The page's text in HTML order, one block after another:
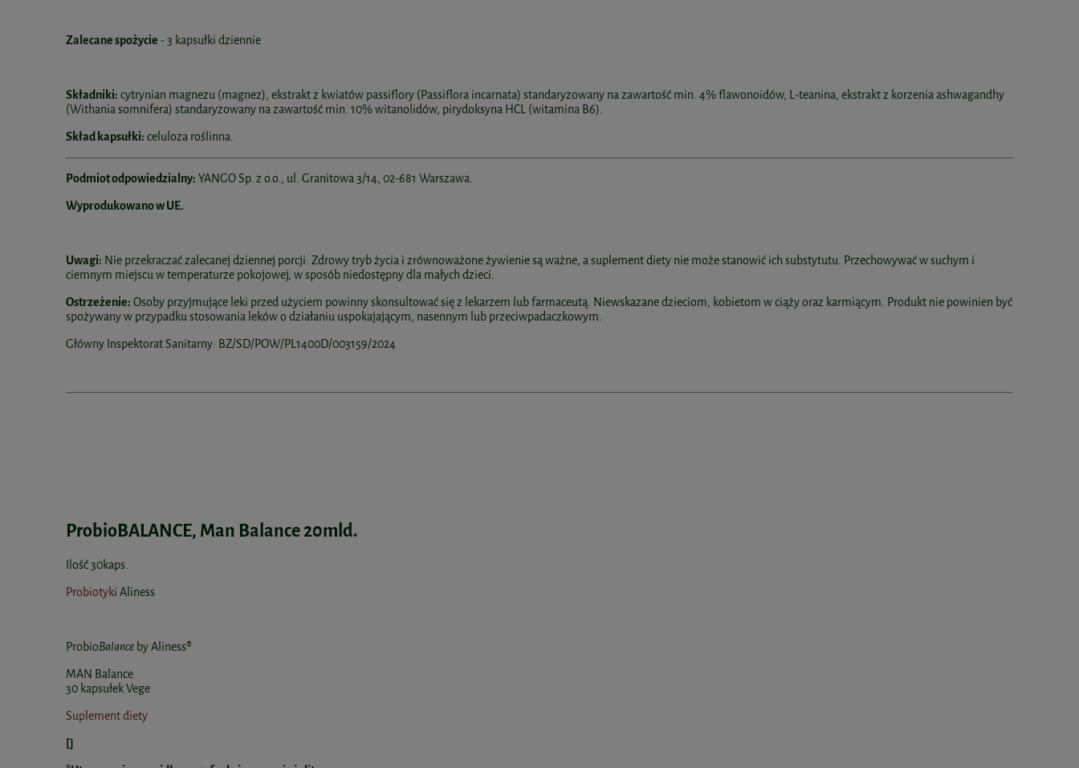
Zalecane spożycie - 3 kapsułki dziennie
Składniki: cytrynian magnezu (magnez), ekstrakt z kwiatów passiflory (Passiflora incarnata) standaryzowany na zawartość min. 4% flawonoidów, L-teanina, ekstrakt z korzenia ashwagandhy
(Withania somnifera) standaryzowany na zawartość min. 10% witanolidów, pirydoksyna HCL (witamina B6).
Skład kapsułki: celuloza roślinna.
Podmiot odpowiedzialny: YANGO Sp. z o.o., ul. Granitowa 3/14, 02-681 Warszawa.
Wyprodukowano w UE.
Uwagi: Nie przekraczać zalecanej dziennej porcji. Zdrowy tryb życia i zrównoważone żywienie są ważne, a suplement diety nie może stanowić ich substytutu. Przechowywać w suchym i
ciemnym miejscu w temperaturze pokojowej, w sposób niedostępny dla małych dzieci.
Ostrzeżenie: Osoby przyjmujące leki przed użyciem powinny skonsultować się z lekarzem lub farmaceutą. Niewskazane dzieciom, kobietom w ciąży oraz karmiącym. Produkt nie powinien być
spożywany w przypadku stosowania leków o działaniu uspokajającym, nasennym lub przeciwpadaczkowym.
Główny Inspektorat Sanitarny: BZ/SD/POW/PL1400D/003159/2024
ProbioBALANCE, Man Balance 20mld.
Ilość 30kaps.
Probiotyki Aliness
ProbioBalance by Aliness®
MAN Balance
30 kapsułek Vege
Suplement diety
[]